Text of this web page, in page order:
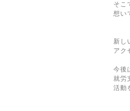
そこ
想い
新し
アク
今後
就労
活動